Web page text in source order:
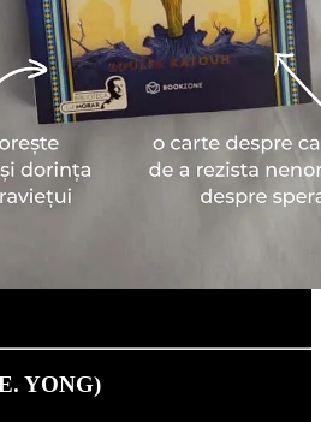
YONG)